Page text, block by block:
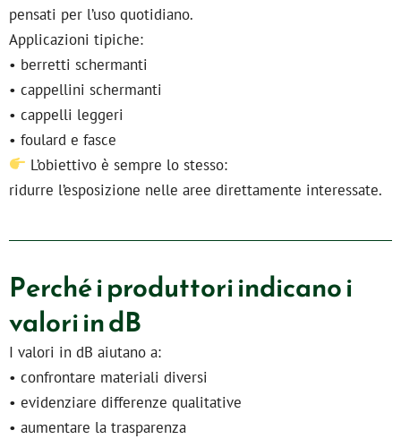
pensati per l’uso quotidiano.
Applicazioni tipiche:
• berretti schermanti
• cappellini schermanti
• cappelli leggeri
• foulard e fasce
L’obiettivo è sempre lo stesso:
ridurre l’esposizione nelle aree direttamente interessate.
Perché i produttori indicano i
valori in dB
I valori in dB aiutano a:
• confrontare materiali diversi
• evidenziare differenze qualitative
• aumentare la trasparenza